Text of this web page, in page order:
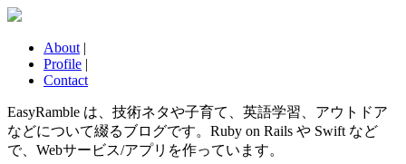
About |
Profile |
Contact
EasyRamble は、技術ネタや子育て、英語学習、アウトドア
などについて綴るブログです。Ruby on Rails や Swift など
で、Webサービス/アプリを作っています。